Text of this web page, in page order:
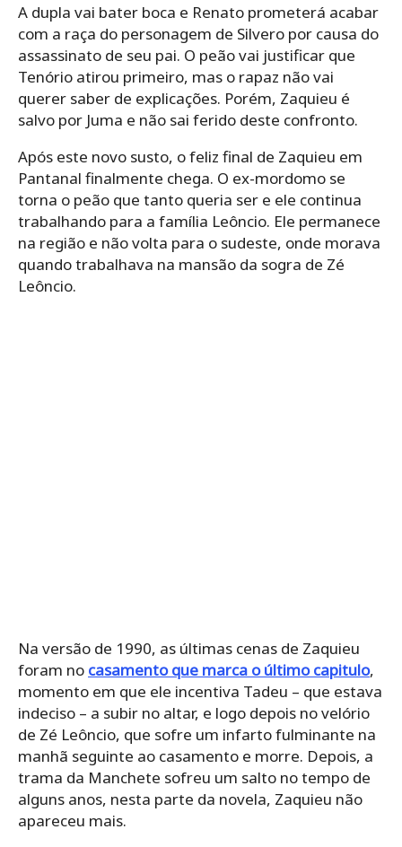
A dupla vai bater boca e Renato prometerá acabar
com a raça do personagem de Silvero por causa do
assassinato de seu pai. O peão vai justificar que
Tenório atirou primeiro, mas o rapaz não vai
querer saber de explicações. Porém, Zaquieu é
salvo por Juma e não sai ferido deste confronto.
Após este novo susto, o feliz final de Zaquieu em
Pantanal finalmente chega. O ex-mordomo se
torna o peão que tanto queria ser e ele continua
trabalhando para a família Leôncio. Ele permanece
na região e não volta para o sudeste, onde morava
quando trabalhava na mansão da sogra de Zé
Leôncio.
Na versão de 1990, as últimas cenas de Zaquieu
foram no casamento que marca o último capitulo,
momento em que ele incentiva Tadeu – que estava
indeciso – a subir no altar, e logo depois no velório
de Zé Leôncio, que sofre um infarto fulminante na
manhã seguinte ao casamento e morre. Depois, a
trama da Manchete sofreu um salto no tempo de
alguns anos, nesta parte da novela, Zaquieu não
apareceu mais.